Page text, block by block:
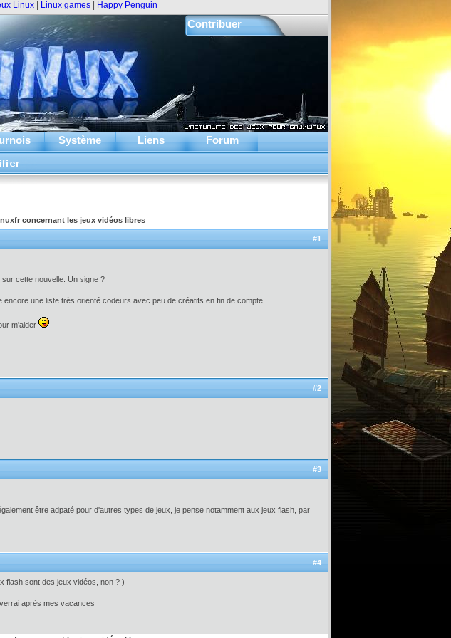
Contribuer
Système Liens Forum
Linux Linux games Happy Penguin
concernant les jeux vidéos libres
#1
cette nouvelle. Un signe ?
une liste très orienté codeurs avec peu de créatifs en fin de compte.
m'aider
#2
#3
être adpaté pour d'autres types de jeux, je pense notamment aux jeux flash, par
#4
flash sont des jeux vidéos, non ? )
après mes vacances